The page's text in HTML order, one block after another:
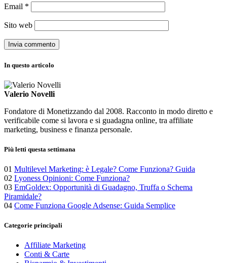
Email *
Sito web
In questo articolo
Valerio Novelli
Fondatore di Monetizzando dal 2008. Racconto in modo diretto e
verificabile come si lavora e si guadagna online, tra affiliate
marketing, business e finanza personale.
Più letti questa settimana
01 Multilevel Marketing: è Legale? Come Funziona? Guida
02 Lyoness Opinioni: Come Funziona?
03 EmGoldex: Opportunità di Guadagno, Truffa o Schema
Piramidale?
04 Come Funziona Google Adsense: Guida Semplice
Categorie principali
Affiliate Marketing
Conti & Carte